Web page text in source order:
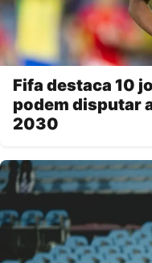
Fifa destaca 10
podem disputar
2030